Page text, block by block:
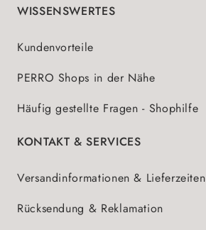
WISSENSWERTES
Kundenvorteile
PERRO Shops in der Nähe
Häufig gestellte Fragen - Shophilfe
KONTAKT & SERVICES
Versandinformationen & Lieferzeiten
Rücksendung & Reklamation